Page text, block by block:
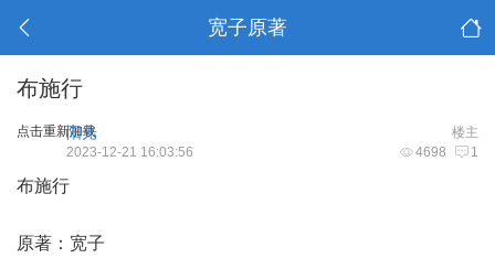
宽子原著
布施行
点击重新加载 楼主
阳光
4698 1
2023-12-21 16:03:56
布施行
原著：宽子